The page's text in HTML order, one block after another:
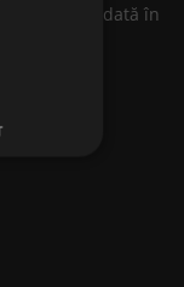
fondată în